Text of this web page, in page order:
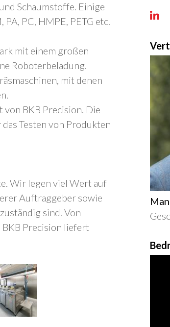
Schaumstoffe. Einige
PC, HMPE, PETG etc.
mit einem großen
Roboterbeladung.
mit denen
BKB Precision. Die
Testen von Produkten
Wir legen viel Wert auf
Auftraggeber sowie
sind. Von
Precision liefert
